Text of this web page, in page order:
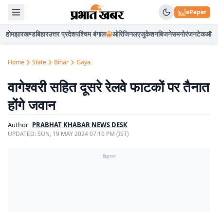
ePaper
होमझारखण्डबिहारउत्तर प्रदेशपश्चिम बंगाल ओरिजिनलएजुकेशनबिजनेसमनोरंजनटेकऑटो
Home State Bihar Gaya
वागेश्वरी सहित दूसरे रेलवे फाटकों पर तैनात
होंगे जवान
Author PRABHAT KHABAR NEWS DESK
UPDATED:SUN, 19 MAY 2024 07:10 PM (IST)
विज्ञापन